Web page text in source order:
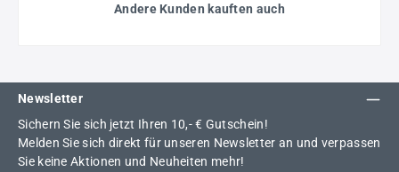
Andere Kunden kauften auch
Newsletter
Sichern Sie sich jetzt Ihren 10,- € Gutschein!
Melden Sie sich direkt für unseren Newsletter an und verpassen
Sie keine Aktionen und Neuheiten mehr!